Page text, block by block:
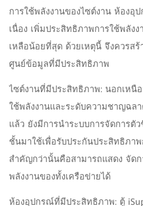
การใช้พลังงานของไซต์งาน ห้อง
เนื่อง เพิ่มประสิทธิภาพการใช้พลัง
เหลือน้อยที่สุด ด้วยเหตุนี้ จึงควรส
ศูนย์ข้อมูลที่มีประสิทธิภาพ
ไซต์งานที่มีประสิทธิภาพ: นอกเหนื
ใช้พลังงานและระดับความชาญฉล
แล้ว ยังมีการนำระบบการจัดการตั
ชั้นมาใช้เพื่อรับประกันประสิทธิภา
สำคัญกว่านั้นคือสามารถแสดง จัด
พลังงานของทั้งเครือข่ายได้
ห้องอุปกรณ์ที่มีประสิทธิภาพ: ตู้